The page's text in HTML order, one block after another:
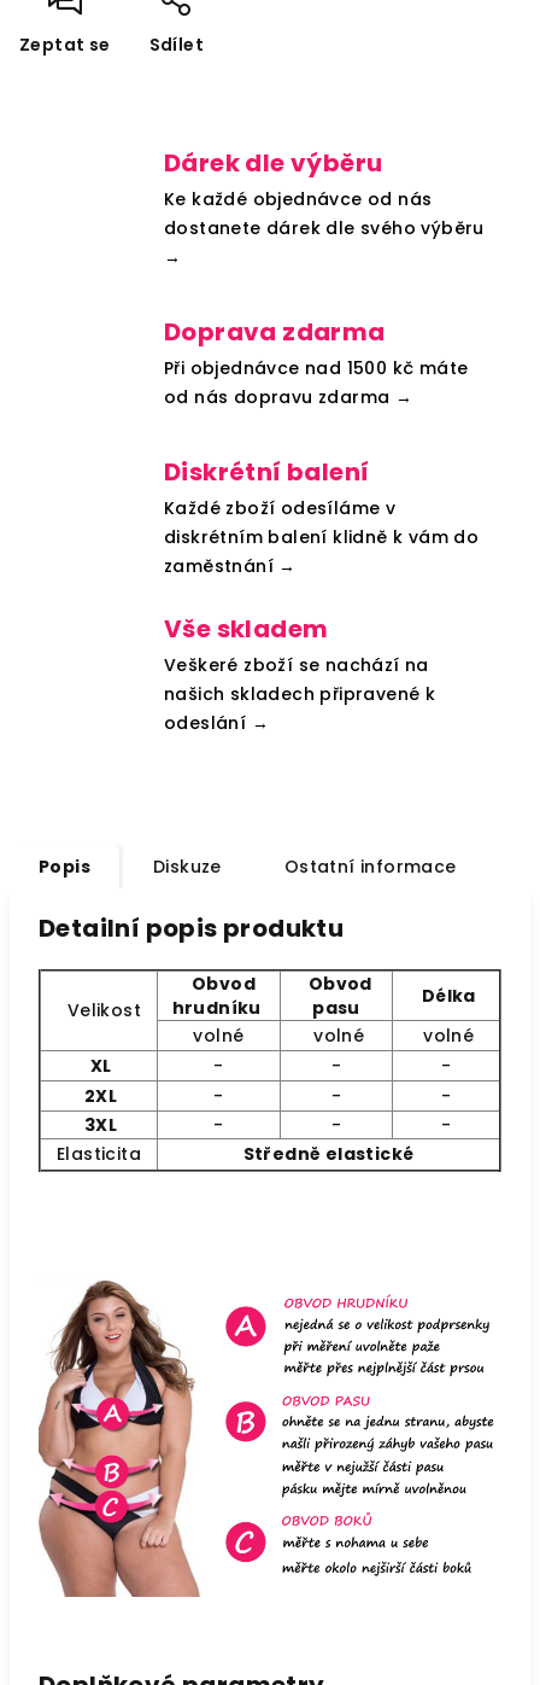
Zeptat se Sdílet
Dárek dle výběru
Ke každé objednávce od nás
dostanete dárek dle svého výběru
→
Doprava zdarma
Při objednávce nad 1500 kč máte
od nás dopravu zdarma →
Diskrétní balení
Každé zboží odesíláme v
diskrétním balení klidně k vám do
zaměstnání →
Vše skladem
Veškeré zboží se nachází na
našich skladech připravené k
odeslání →
Popis Diskuze Ostatní informace
Detailní popis produktu
Velikost
Obvod
hrudníku
Obvod
pasu
Délka
volné
volné
volné
XL
- -
-
2XL
- -
-
3XL
- -
-
Elasticita
Středně elastické